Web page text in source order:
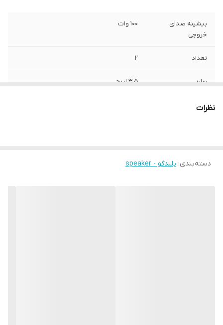
بیشینه صدای
خروجی
100 وات
تعداد 2
سایز 3.5 اینچ
عمق نصبنظرات
دسته‌بندی: بلندگو - speaker